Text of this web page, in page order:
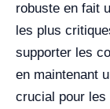
robuste en fait
les plus
supporter les
en maintenant
crucial pour les